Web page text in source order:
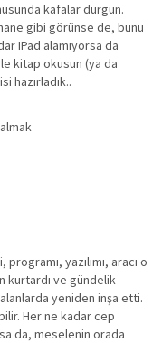
kafalar durgun.
gibi görünse de, bunu
IPad alamıyorsa da
kitap okusun (ya da
hazırladık..
yazılımı, aracı o
kurtardı ve gündelik
yeniden inşa etti.
Her ne kadar cep
da, meselenin orada